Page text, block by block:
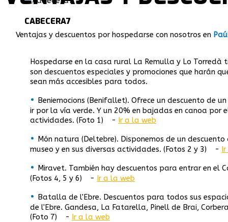
CABECERA7
Ventajas y descuentos por hospedarse con nosotros en
Hospedarse en la casa rural La Remulla y Lo Torredà
son descuentos especiales y promociones que harán
sean más accesibles para todos.
•
Beniemocions (Benifallet). Ofrece un descuento de
ir por la vía verde. Y un 20% en bajadas en canoa por
actividades. (Foto 1) - Ir a la web
•
Món natura (Deltebre). Disponemos de un
museo y en sus diversas actividades. (Fotos 2 y 3) -
•
Miravet. También hay descuentos para entrar en el
(Fotos 4, 5 y 6) - Ir a la web
•
Batalla de l'Ebre. Descuentos para todos sus
de l'Ebre. Gandesa, La Fatarella, Pinell de Brai,
(Foto 7) - Ir a la web